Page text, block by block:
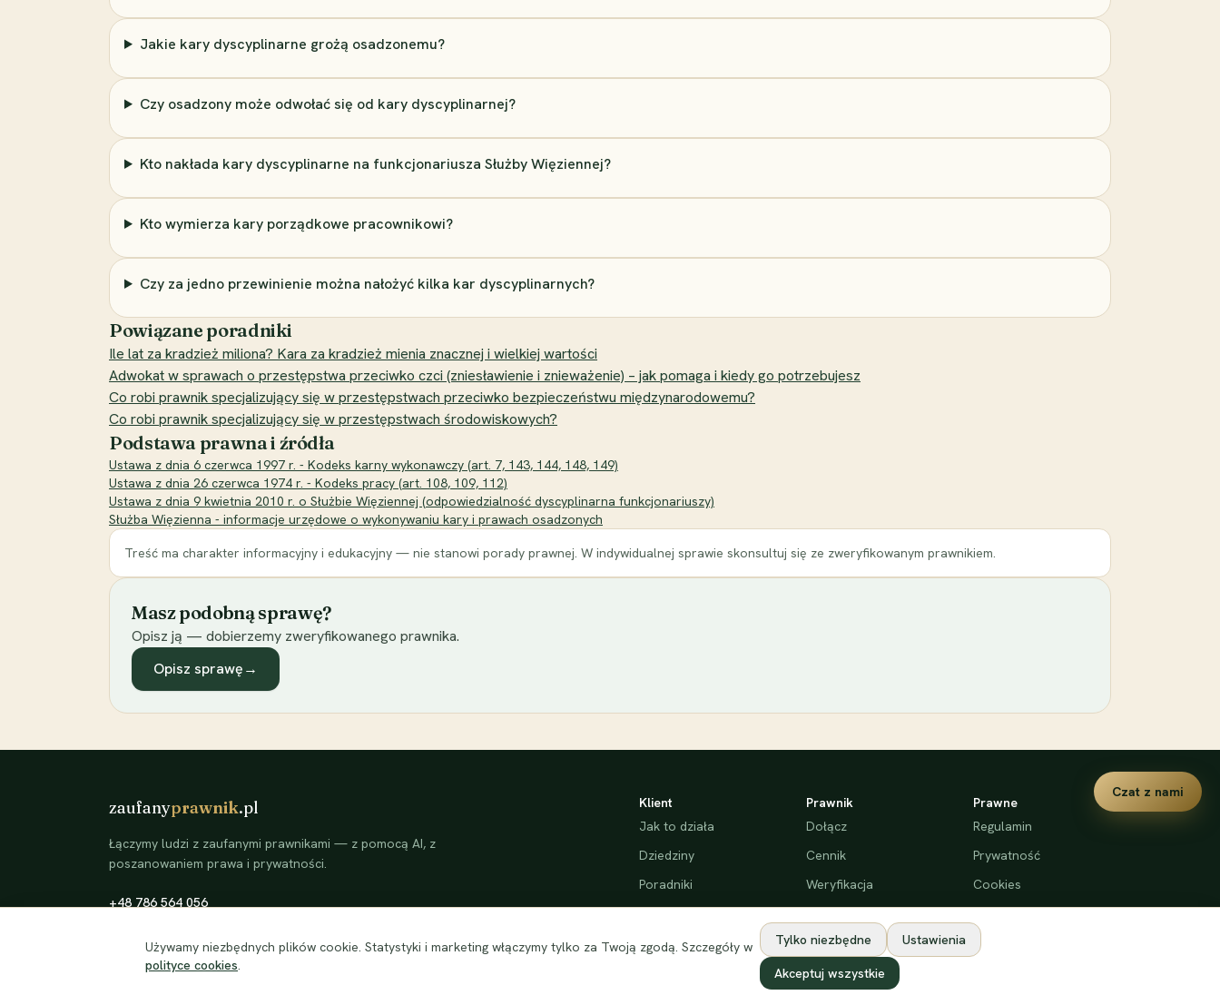
Jakie kary dyscyplinarne grożą osadzonemu?
Czy osadzony może odwołać się od kary dyscyplinarnej?
Kto nakłada kary dyscyplinarne na funkcjonariusza Służby Więziennej?
Kto wymierza kary porządkowe pracownikowi?
Czy za jedno przewinienie można nałożyć kilka kar dyscyplinarnych?
Powiązane poradniki
Ile lat za kradzież miliona? Kara za kradzież mienia znacznej i wielkiej wartości
Adwokat w sprawach o przestępstwa przeciwko czci (zniesławienie i znieważenie) – jak pomaga i kiedy go potrzebujesz
Co robi prawnik specjalizujący się w przestępstwach przeciwko bezpieczeństwu międzynarodowemu?
Co robi prawnik specjalizujący się w przestępstwach środowiskowych?
Podstawa prawna i źródła
Ustawa z dnia 6 czerwca 1997 r. - Kodeks karny wykonawczy (art. 7, 143, 144, 148, 149)
Ustawa z dnia 26 czerwca 1974 r. - Kodeks pracy (art. 108, 109, 112)
Ustawa z dnia 9 kwietnia 2010 r. o Służbie Więziennej (odpowiedzialność dyscyplinarna funkcjonariuszy)
Służba Więzienna - informacje urzędowe o wykonywaniu kary i prawach osadzonych
Treść ma charakter informacyjny i edukacyjny — nie stanowi porady prawnej. W indywidualnej sprawie skonsultuj się ze zweryfikowanym prawnikiem.
Masz podobną sprawę?
Opisz ją — dobierzemy zweryfikowanego prawnika.
Opisz sprawę→
zaufanyprawnik.pl
Łączymy ludzi z zaufanymi prawnikami — z pomocą AI, z
poszanowaniem prawa i prywatności.
+48 786 564 056
zweryfikowanymi prawnikami.
Klient
Jak to działa
Dziedziny
Poradniki
Bezpieczeństwo
Prawnik
Dołącz
Cennik
Weryfikacja
Prawne
Regulamin
Prywatność
Cookies
Deklaracja dostępności
Czat z nami
Używamy niezbędnych plików cookie. Statystyki i marketing włączymy tylko za Twoją zgodą. Szczegóły w
polityce cookies.
Tylko niezbędne Ustawienia
Akceptuj wszystkie